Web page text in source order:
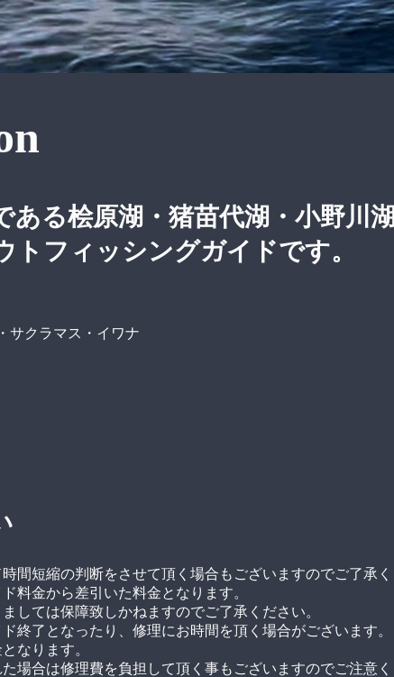
る桧原湖・猪苗代湖・小野川湖
フィッシングガイドです。
サクラマス・イワナ
間短縮の判断をさせて頂く場合もございますのでご了承く
料金から差引いた料金となります。
しては保障致しかねますのでご了承ください。
終了となったり、修理にお時間を頂く場合がございます。
なります。
場合は修理費を負担して頂く事もございますのでご注意く